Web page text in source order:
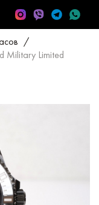
/
Military Limited